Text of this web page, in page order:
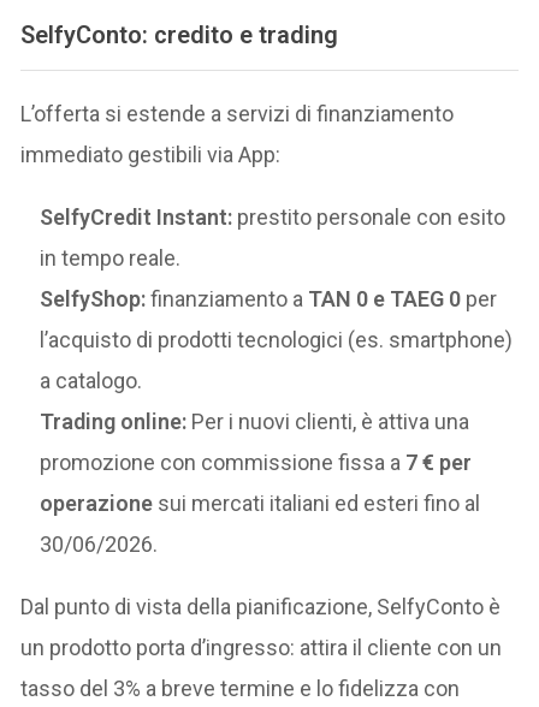
SelfyConto: credito e trading
L’offerta si estende a servizi di finanziamento
immediato gestibili via App:
SelfyCredit Instant: prestito personale con esito
in tempo reale.
SelfyShop:finanziamento a TAN 0 e TAEG 0 per
l’acquisto di prodotti tecnologici (es. smartphone)
a catalogo.
Trading online: Per i nuovi clienti, è attiva una
promozione con commissione fissa a 7 € per
operazione sui mercati italiani ed esteri fino al
30/06/2026.
Dal punto di vista della pianificazione, SelfyConto è
un prodotto porta d’ingresso: attira il cliente con un
tasso del 3% a breve termine e lo fidelizza con